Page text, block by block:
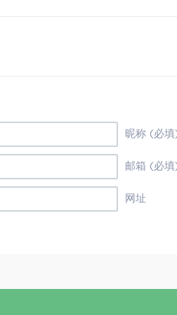
昵称 (必填
邮箱 (必填
网址